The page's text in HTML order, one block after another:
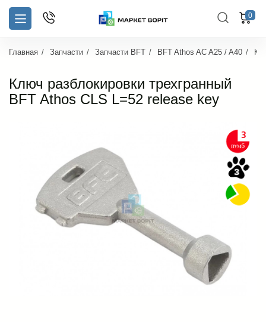
0
Главная Запчасти Запчасти BFT BFT Athos AC A25 / A40
Ключ разблокировки трехгранный
BFT Athos CLS L=52 release key